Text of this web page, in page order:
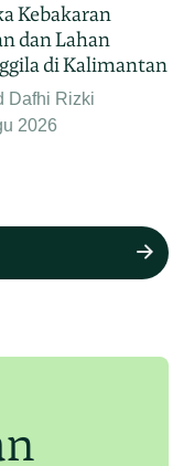
Kebakaran
dan Lahan
di Kalimantan
Dafhi Rizki
2026